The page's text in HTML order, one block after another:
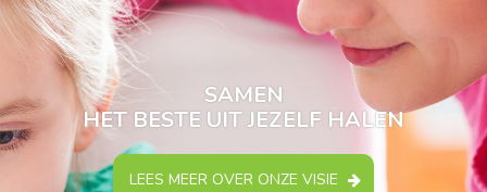
SAMEN
HET BESTE UIT JEZELF HALEN
LEES MEER OVER ONZE VISIE